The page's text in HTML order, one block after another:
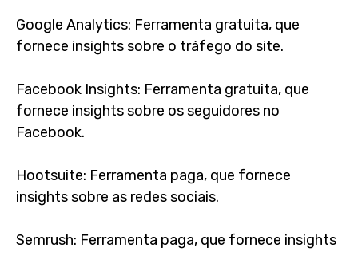
Google Analytics: Ferramenta gratuita, que
fornece insights sobre o tráfego do site.
Facebook Insights: Ferramenta gratuita, que
fornece insights sobre os seguidores no
Facebook.
Hootsuite: Ferramenta paga, que fornece
insights sobre as redes sociais.
Semrush: Ferramenta paga, que fornece insights